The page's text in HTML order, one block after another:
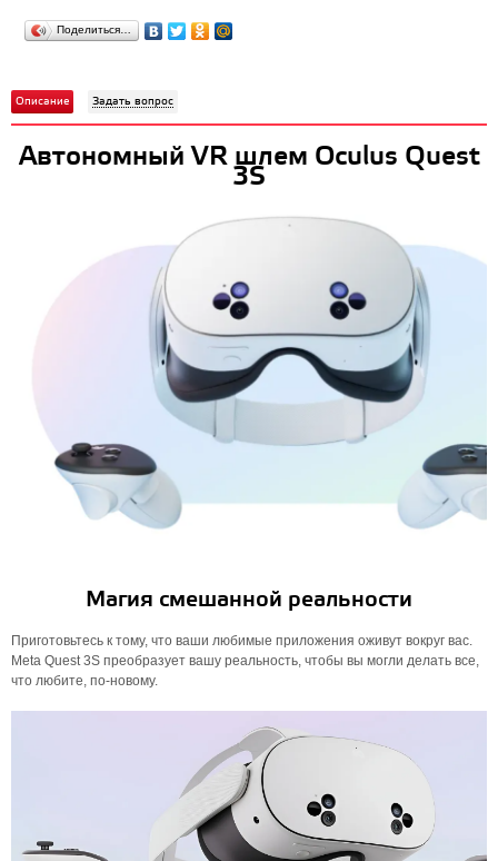
Поделиться…
Описание Задать вопрос
Автономный VR шлем Oculus Quest
3S
Магия смешанной реальности
Приготовьтесь к тому, что ваши любимые приложения оживут вокруг вас.
Meta Quest 3S преобразует вашу реальность, чтобы вы могли делать все,
что любите, по-новому.